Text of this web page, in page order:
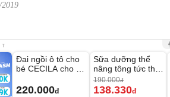
Đai ngồi ô tô cho
bé CECILA cho bé
220.000đ
-27%
Sữa dưỡng thể
nâng tông tức thì
Vaseline Body
190.000đ
138.330đ